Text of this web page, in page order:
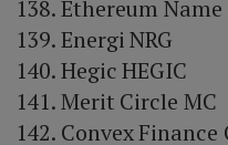
Ethereum Name
Energi NRG
Hegic HEGIC
Merit Circle MC
Convex Finance